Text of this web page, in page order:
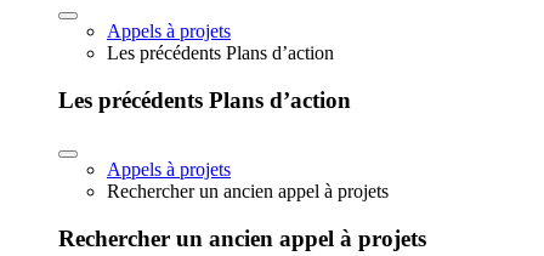
Appels à projets
Les précédents Plans d’action
Les précédents Plans d’action
Appels à projets
Rechercher un ancien appel à projets
Rechercher un ancien appel à projets